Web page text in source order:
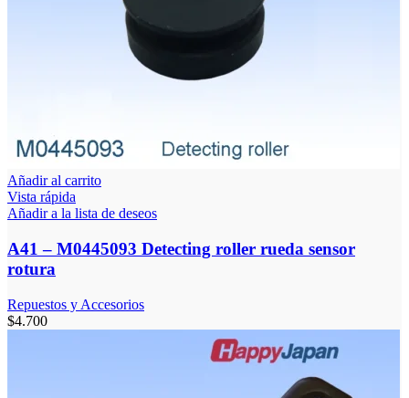
Añadir al carrito
Vista rápida
Añadir a la lista de deseos
A41 – M0445093 Detecting roller rueda sensor
rotura
Repuestos y Accesorios
$4.700